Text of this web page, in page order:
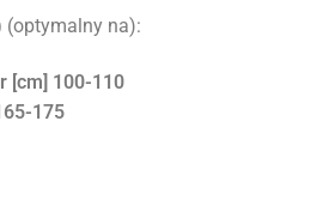
(optymalny na):
[cm] 100-110
175